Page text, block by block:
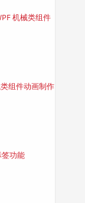
机械类组件
组件动画制作
功能